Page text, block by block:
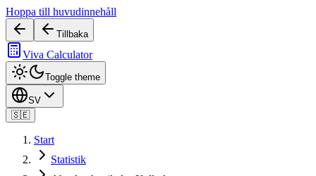
Hoppa till huvudinnehåll
Tillbaka
Viva Calculator
Toggle theme
SV
🇸🇪
Start
Statistik